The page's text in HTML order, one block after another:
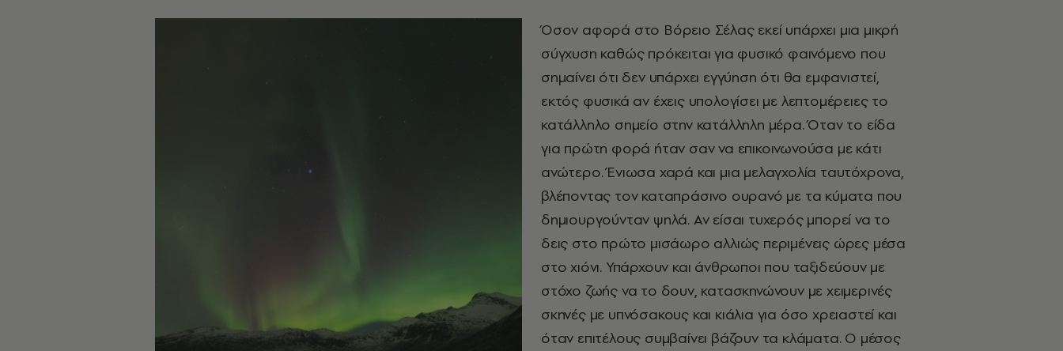
Όσον αφορά στο Βόρειο Σέλας εκεί υπάρχει μια μικρή
σύγχυση καθώς πρόκειται για φυσικό φαινόμενο που
σημαίνει ότι δεν υπάρχει εγγύηση ότι θα εμφανιστεί,
εκτός φυσικά αν έχεις υπολογίσει με λεπτομέρειες το
κατάλληλο σημείο στην κατάλληλη μέρα.Όταν το είδα
για πρώτη φορά ήταν σαν να επικοινωνούσα με κάτι
ανώτερο. Ένιωσα χαρά και μια μελαγχολία ταυτόχρονα,
βλέποντας τον καταπράσινο ουρανό με τα κύματα που
δημιουργούνταν ψηλά. Αν είσαι τυχερός μπορεί να το
δεις στο πρώτο μισάωρο αλλιώς περιμένεις ώρες μέσα
στο χιόνι. Υπάρχουν και άνθρωποι που ταξιδεύουν με
στόχο ζωής να το δουν, κατασκηνώνουν με χειμερινές
σκηνές με υπνόσακους και κιάλια για όσο χρειαστεί και
όταν επιτέλους συμβαίνει βάζουν τα κλάματα. Ο μέσος